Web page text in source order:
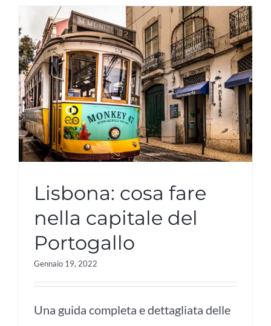
Lisbona: cosa fare
nella capitale del
Portogallo
Gennaio 19, 2022
Una guida completa e dettagliata delle